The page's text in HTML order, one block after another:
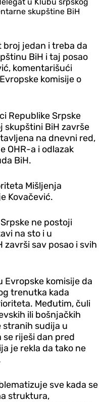
skupštine BiH
jedan i treba da
BiH i taj posao
komentarišući
komisije o
Republike Srpske
skupštini BiH završe
na dnevni red,
OHR-a i odlazak
BiH.
Mišljenja
Kovačević.
ne postoji
na sto i u
sav posao i svih
Evropske komisije da
trenutka kada
Međutim, čuli
ili bošnjačkih
sudija u
riješi dan pred
je rekla da tako ne
sve kada se
struktura,